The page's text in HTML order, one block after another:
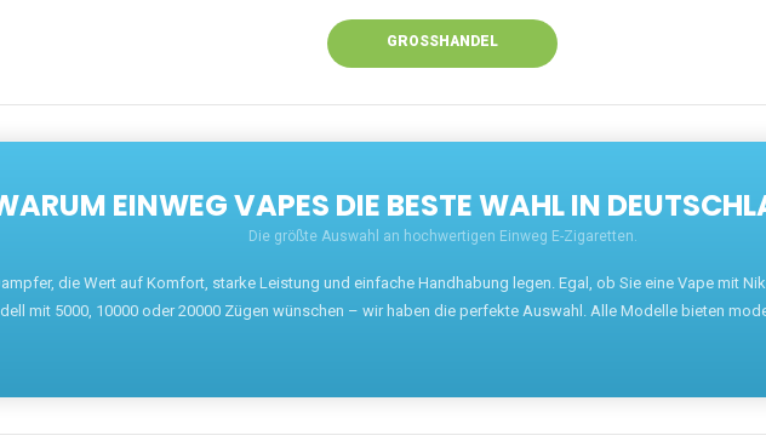
GROSSHANDEL
EINWEG VAPES DIE BESTE WAHL IN
Die größte Auswahl an hochwertigen Einweg E-Zigaretten.
die Wert auf Komfort, starke Leistung und einfache Handhabung legen. Egal, ob Sie eine Vape mit
mit 5000, 10000 oder 20000 Zügen wünschen – wir haben die perfekte Auswahl. Alle Modelle bieten